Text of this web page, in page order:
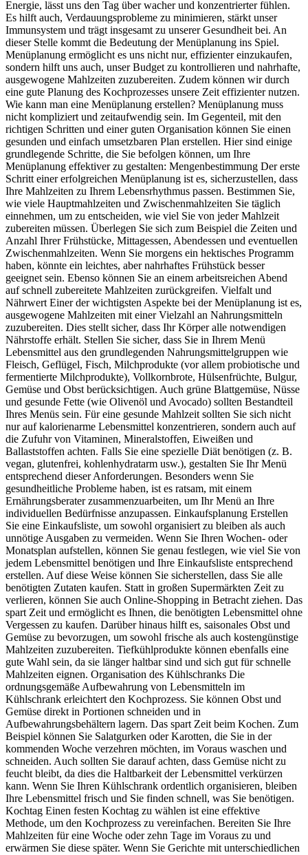
Energie, lässt uns den Tag über wacher und konzentrierter fühlen.
Es hilft auch, Verdauungsprobleme zu minimieren, stärkt unser
Immunsystem und trägt insgesamt zu unserer Gesundheit bei. An
dieser Stelle kommt die Bedeutung der Menüplanung ins Spiel.
Menüplanung ermöglicht es uns nicht nur, effizienter einzukaufen,
sondern hilft uns auch, unser Budget zu kontrollieren und nahrhafte,
ausgewogene Mahlzeiten zuzubereiten. Zudem können wir durch
eine gute Planung des Kochprozesses unsere Zeit effizienter nutzen.
Wie kann man eine Menüplanung erstellen? Menüplanung muss
nicht kompliziert und zeitaufwendig sein. Im Gegenteil, mit den
richtigen Schritten und einer guten Organisation können Sie einen
gesunden und einfach umsetzbaren Plan erstellen. Hier sind einige
grundlegende Schritte, die Sie befolgen können, um Ihre
Menüplanung effektiver zu gestalten: Mengenbestimmung Der erste
Schritt einer erfolgreichen Menüplanung ist es, sicherzustellen, dass
Ihre Mahlzeiten zu Ihrem Lebensrhythmus passen. Bestimmen Sie,
wie viele Hauptmahlzeiten und Zwischenmahlzeiten Sie täglich
einnehmen, um zu entscheiden, wie viel Sie von jeder Mahlzeit
zubereiten müssen. Überlegen Sie sich zum Beispiel die Zeiten und
Anzahl Ihrer Frühstücke, Mittagessen, Abendessen und eventuellen
Zwischenmahlzeiten. Wenn Sie morgens ein hektisches Programm
haben, könnte ein leichtes, aber nahrhaftes Frühstück besser
geeignet sein. Ebenso können Sie an einem arbeitsreichen Abend
auf schnell zubereitete Mahlzeiten zurückgreifen. Vielfalt und
Nährwert Einer der wichtigsten Aspekte bei der Menüplanung ist es,
ausgewogene Mahlzeiten mit einer Vielzahl an Nahrungsmitteln
zuzubereiten. Dies stellt sicher, dass Ihr Körper alle notwendigen
Nährstoffe erhält. Stellen Sie sicher, dass Sie in Ihrem Menü
Lebensmittel aus den grundlegenden Nahrungsmittelgruppen wie
Fleisch, Geflügel, Fisch, Milchprodukte (vor allem probiotische und
fermentierte Milchprodukte), Vollkornbrote, Hülsenfrüchte, Bulgur,
Gemüse und Obst berücksichtigen. Auch grüne Blattgemüse, Nüsse
und gesunde Fette (wie Olivenöl und Avocado) sollten Bestandteil
Ihres Menüs sein. Für eine gesunde Mahlzeit sollten Sie sich nicht
nur auf kalorienarme Lebensmittel konzentrieren, sondern auch auf
die Zufuhr von Vitaminen, Mineralstoffen, Eiweißen und
Ballaststoffen achten. Falls Sie eine spezielle Diät benötigen (z. B.
vegan, glutenfrei, kohlenhydratarm usw.), gestalten Sie Ihr Menü
entsprechend dieser Anforderungen. Besonders wenn Sie
gesundheitliche Probleme haben, ist es ratsam, mit einem
Ernährungsberater zusammenzuarbeiten, um Ihr Menü an Ihre
individuellen Bedürfnisse anzupassen. Einkaufsplanung Erstellen
Sie eine Einkaufsliste, um sowohl organisiert zu bleiben als auch
unnötige Ausgaben zu vermeiden. Wenn Sie Ihren Wochen- oder
Monatsplan aufstellen, können Sie genau festlegen, wie viel Sie von
jedem Lebensmittel benötigen und Ihre Einkaufsliste entsprechend
erstellen. Auf diese Weise können Sie sicherstellen, dass Sie alle
benötigten Zutaten kaufen. Statt in großen Supermärkten Zeit zu
verlieren, können Sie auch Online-Shopping in Betracht ziehen. Das
spart Zeit und ermöglicht es Ihnen, die benötigten Lebensmittel ohne
Vergessen zu kaufen. Darüber hinaus hilft es, saisonales Obst und
Gemüse zu bevorzugen, um sowohl frische als auch kostengünstige
Mahlzeiten zuzubereiten. Tiefkühlprodukte können ebenfalls eine
gute Wahl sein, da sie länger haltbar sind und sich gut für schnelle
Mahlzeiten eignen. Organisation des Kühlschranks Die
ordnungsgemäße Aufbewahrung von Lebensmitteln im
Kühlschrank erleichtert den Kochprozess. Sie können Obst und
Gemüse direkt in Portionen schneiden und in
Aufbewahrungsbehältern lagern. Das spart Zeit beim Kochen. Zum
Beispiel können Sie Salatgurken oder Karotten, die Sie in der
kommenden Woche verzehren möchten, im Voraus waschen und
schneiden. Auch sollten Sie darauf achten, dass Gemüse nicht zu
feucht bleibt, da dies die Haltbarkeit der Lebensmittel verkürzen
kann. Wenn Sie Ihren Kühlschrank ordentlich organisieren, bleiben
Ihre Lebensmittel frisch und Sie finden schnell, was Sie benötigen.
Kochtag Einen festen Kochtag zu wählen ist eine effektive
Methode, um den Kochprozess zu vereinfachen. Bereiten Sie Ihre
Mahlzeiten für eine Woche oder zehn Tage im Voraus zu und
erwärmen Sie diese später. Wenn Sie Gerichte mit unterschiedlichen